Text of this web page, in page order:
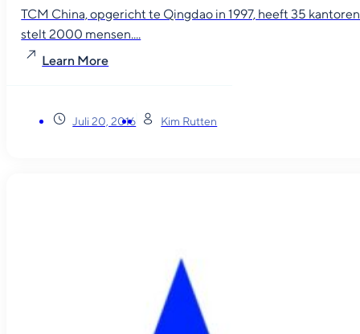
TCM China, opgericht te Qingdao in 1997, heeft 35
stelt 2000 mensen....
Learn More
Juli 20, 2016 Kim Rutten